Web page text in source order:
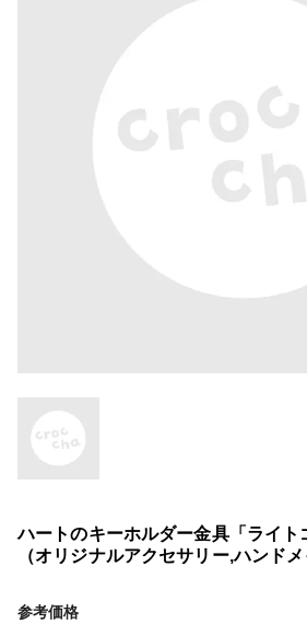
ハートのキーホルダー金具「ライト
（オリジナルアクセサリー,ハンドメ
参考価格